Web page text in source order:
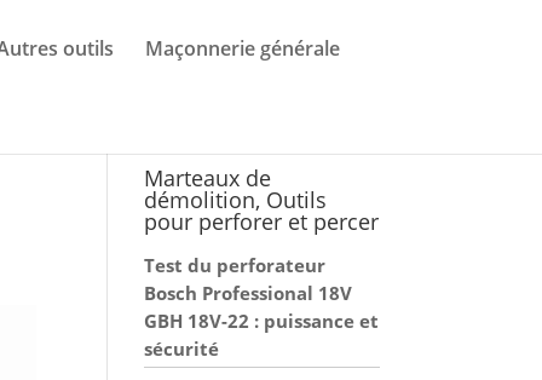
outils Maçonnerie générale
Marteaux de
démolition, Outils
pour perforer et percer
Test du perforateur
Bosch Professional 18V
GBH 18V-22 : puissance et
sécurité